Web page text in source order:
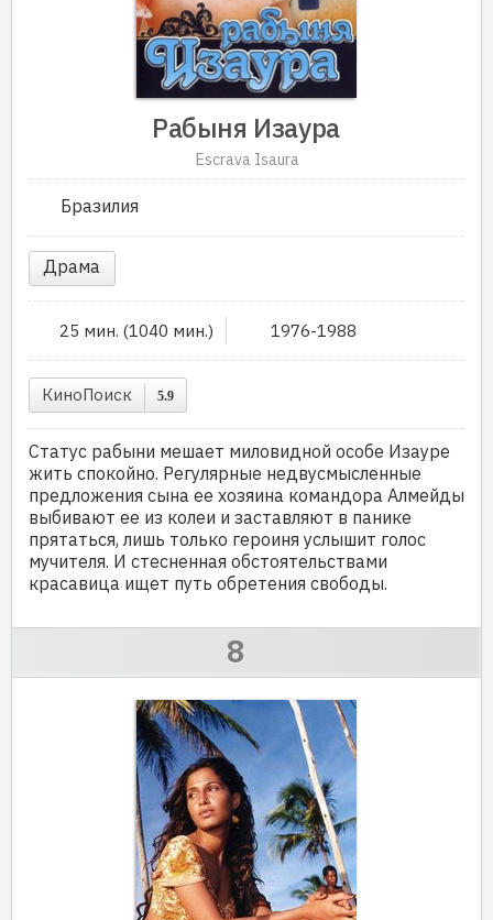
Рабыня Изаура
Escrava Isaura
Бразилия
Драма
25 мин. (1040 мин.) 1976-1988
КиноПоиск 5.9
Статус рабыни мешает миловидной особе Изауре
жить спокойно. Регулярные недвусмысленные
предложения сына ее хозяина командора Алмейды
выбивают ее из колеи и заставляют в панике
прятаться, лишь только героиня услышит голос
мучителя. И стесненная обстоятельствами
красавица ищет путь обретения свободы.